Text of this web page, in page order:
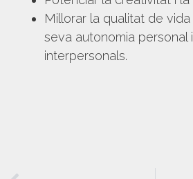
Millorar la qualitat de
seva autonomia personal
interpersonals.